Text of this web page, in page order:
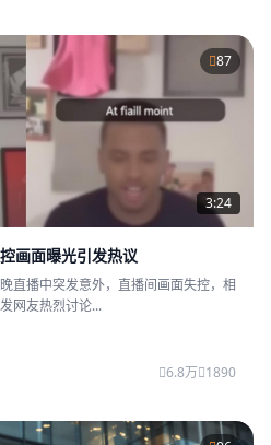
87
3:24
画面曝光引发热议
直播中突发意外，直播间画面失控，相
网友热烈讨论...
6.8万 1890